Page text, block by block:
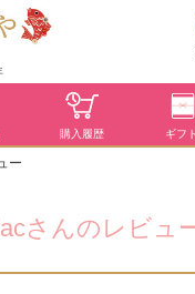
購入履歴 ギフト
ー
さんのレビュ